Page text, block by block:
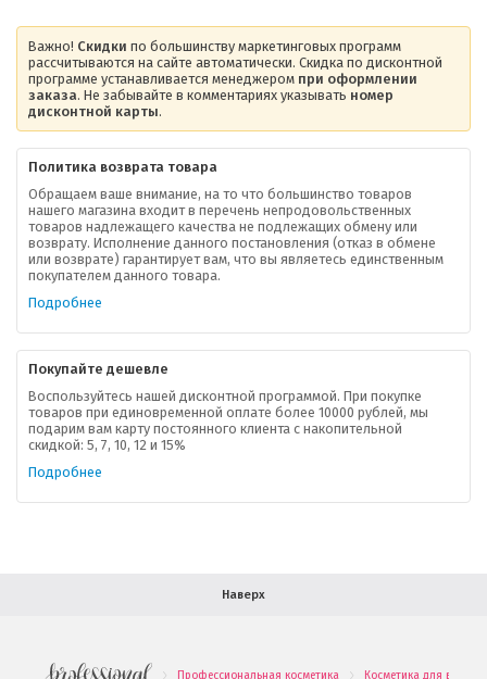
Важно! Скидки по большинству маркетинговых программ
рассчитываются на сайте автоматически. Скидка по дисконтной
программе устанавливается менеджером при оформлении
заказа. Не забывайте в комментариях указывать номер
дисконтной карты.
Политика возврата товара
Обращаем ваше внимание, на то что большинство товаров
нашего магазина входит в перечень непродовольственных
товаров надлежащего качества не подлежащих обмену или
возврату. Исполнение данного постановления (отказ в обмене
или возврате) гарантирует вам, что вы являетесь единственным
покупателем данного товара.
Подробнее
Покупайте дешевле
Воспользуйтесь нашей дисконтной программой. При покупке
товаров при единовременной оплате более 10000 рублей, мы
подарим вам карту постоянного клиента с накопительной
скидкой: 5, 7, 10, 12 и 15%
Подробнее
Наверх
. Профессиональная косметика . Косметика для волос
О компании
Ваша скидка
Контактная информация
В помощь покупателю
Форма обратной связи